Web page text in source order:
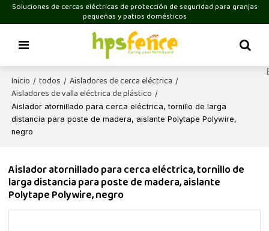
Soluciones de cercas eléctricas de protección de seguridad para granjas
pequeñas y patios domésticos
Inicio / todos / Aisladores de cerca eléctrica /
Aisladores de valla eléctrica de plástico /
Aislador atornillado para cerca eléctrica, tornillo de larga
distancia para poste de madera, aislante Polytape Polywire,
negro
Aislador atornillado para cerca eléctrica, tornillo de
larga distancia para poste de madera, aislante
Polytape Polywire, negro